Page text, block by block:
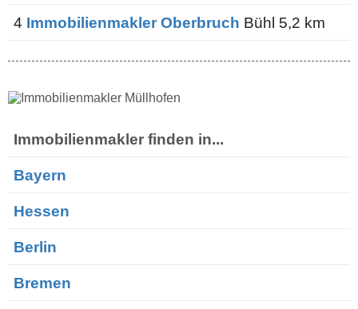
4 Immobilienmakler Oberbruch Bühl 5,2 km
Immobilienmakler finden in...
Bayern
Hessen
Berlin
Bremen